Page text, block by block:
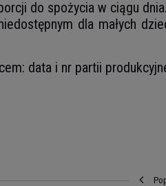
do spożycia w ciągu
dla małych
data i nr partii